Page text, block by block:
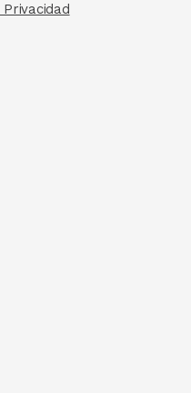
Privacidad